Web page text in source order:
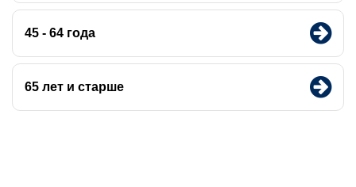
45 - 64 года
65 лет и старше